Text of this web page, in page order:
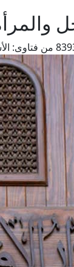
من فتاوى: